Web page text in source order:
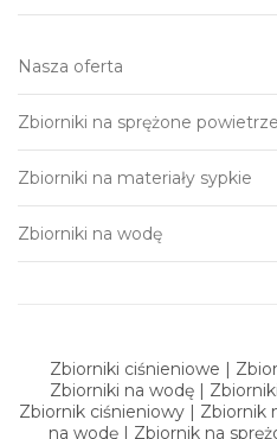
Nasza oferta
Zbiorniki na sprężone
Zbiorniki na materiały sypkie
Zbiorniki na wodę
Zbiorniki ciśnieniowe |
Zbiorniki na wodę |
Zbiornik ciśnieniowy | Zbiornik
na wodę | Zbiornik na